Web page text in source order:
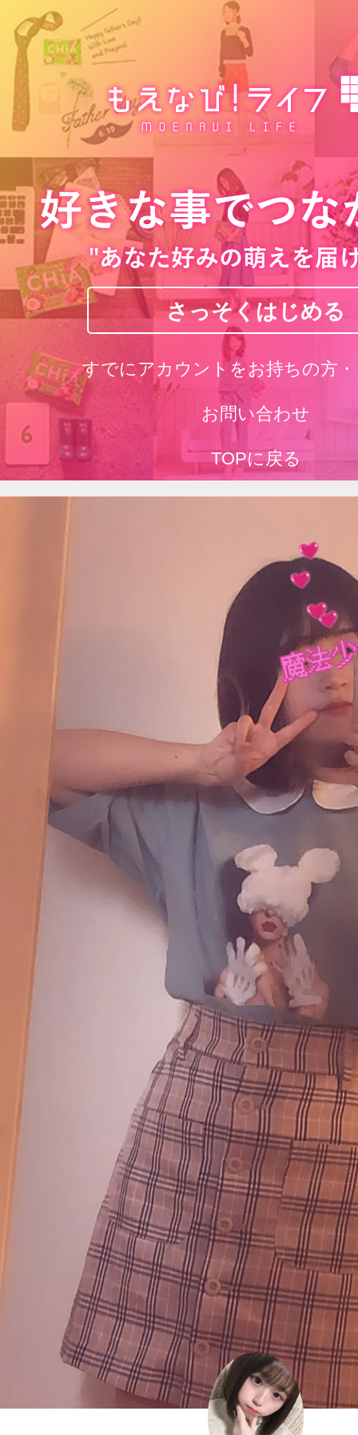
さっそくはじめる
すでにアカウントをお持ちの方
お問い合わせ
TOPに戻る